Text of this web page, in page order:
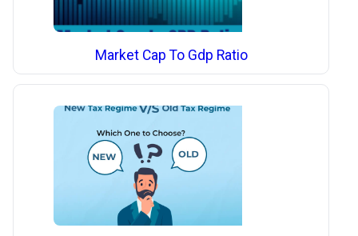
Market Cap To Gdp Ratio